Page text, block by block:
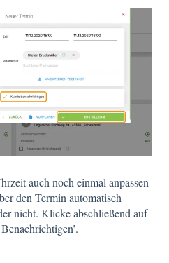
auch noch einmal anpassen
den Termin automatisch
nicht. Klicke abschließend auf